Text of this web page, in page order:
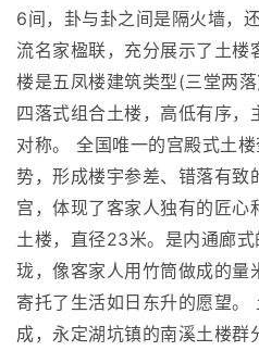
6间，卦与卦之间是隔火墙，
流名家楹联，充分展示了土楼
楼是五凤楼建筑类型(三堂两
四落式组合土楼，高低有序，
对称。 全国唯一的宫殿式土
势，形成楼宇参差、错落有致
宫，体现了客家人独有的匠心
土楼，直径23米。是内通廊
珑，像客家人用竹筒做成的量
寄托了生活如日东升的愿望
成，永定湖坑镇的南溪土楼群